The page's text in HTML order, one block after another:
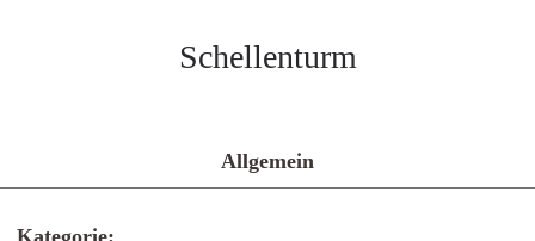
Schellenturm
Allgemein
Kategorie: